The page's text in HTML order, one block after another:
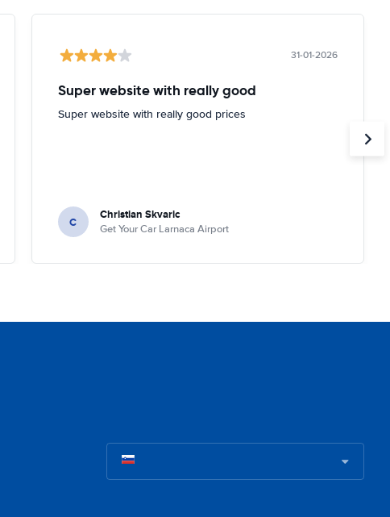
31-01-2026
Super website with really good
Super website with really good prices
C Christian Skvaric
Get Your Car Larnaca Airport